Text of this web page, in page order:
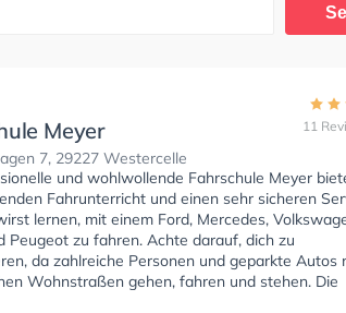
Meyer
7, 29227 Westercelle
11
und wohlwollende Fahrschule Meyer
Fahrunterricht und einen sehr sicheren
lernen, mit einem Ford, Mercedes,
Peugeot zu fahren. Achte darauf, dich zu
da zahlreiche Personen und geparkte Autos
Wohnstraßen gehen, fahren und stehen. Die
bietet Exzellente Bedingungen um deine Klasse